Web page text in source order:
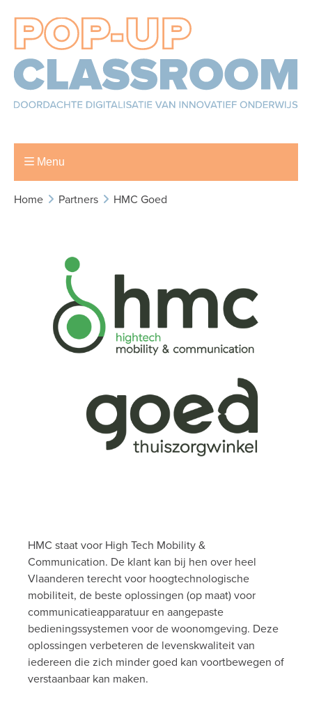
Menu
Home Partners HMC Goed
HMC staat voor High Tech Mobility &
Communication. De klant kan bij hen over heel
Vlaanderen terecht voor hoogtechnologische
mobiliteit, de beste oplossingen (op maat) voor
communicatieapparatuur en aangepaste
bedieningssystemen voor de woonomgeving. Deze
oplossingen verbeteren de levenskwaliteit van
iedereen die zich minder goed kan voortbewegen of
verstaanbaar kan maken.